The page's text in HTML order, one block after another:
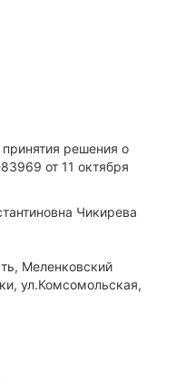
решения о
от 11 октября
Чикирева
Меленковский
ул.Комсомольская,